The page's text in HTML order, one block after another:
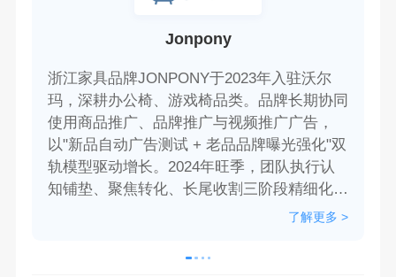
Jonpony
浙江家具品牌JONPONY于2023年入驻沃尔
玛，深耕办公椅、游戏椅品类。品牌长期协同
使用商品推广、品牌推广与视频推广广告，
以"新品自动广告测试 + 老品品牌曝光强化"双
轨模型驱动增长。2024年旺季，团队执行认
知铺垫、聚焦转化、长尾收割三阶段精细化策
略，成功承接流量高峰。最终实现广告归因销
达15.14，跃升为沃尔玛功能沙发品类 GMV榜
了解更多 >